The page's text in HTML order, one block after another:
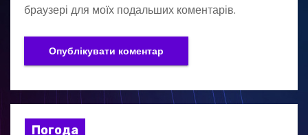
браузері для моїх подальших коментарів.
Погода